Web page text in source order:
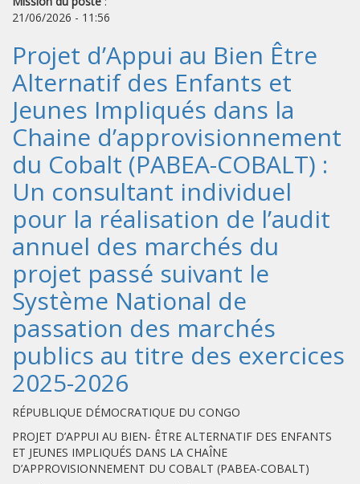
21/06/2026 - 11:56
Projet d’Appui au Bien Être
Alternatif des Enfants et
Jeunes Impliqués dans la
Chaine d’approvisionnement
du Cobalt (PABEA-COBALT) :
Un consultant individuel
pour la réalisation de l’audit
annuel des marchés du
projet passé suivant le
Système National de
passation des marchés
publics au titre des exercices
2025-2026
RÉPUBLIQUE DÉMOCRATIQUE DU CONGO
PROJET D’APPUI AU BIEN- ÊTRE ALTERNATIF DES ENFANTS
ET JEUNES IMPLIQUÉS DANS LA CHAÎNE
D’APPROVISIONNEMENT DU COBALT (PABEA-COBALT)